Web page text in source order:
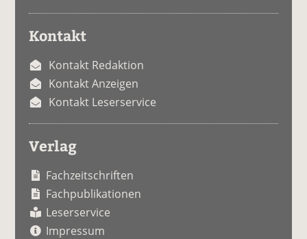
Kontakt
Kontakt Redaktion
Kontakt Anzeigen
Kontakt Leserservice
Verlag
Fachzeitschriften
Fachpublikationen
Leserservice
Impressum